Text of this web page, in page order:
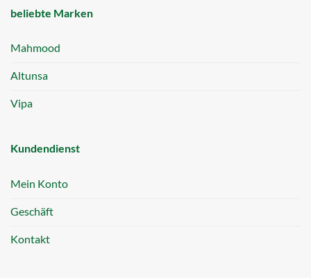
beliebte Marken
Mahmood
Altunsa
Vipa
Kundendienst
Mein Konto
Geschäft
Kontakt